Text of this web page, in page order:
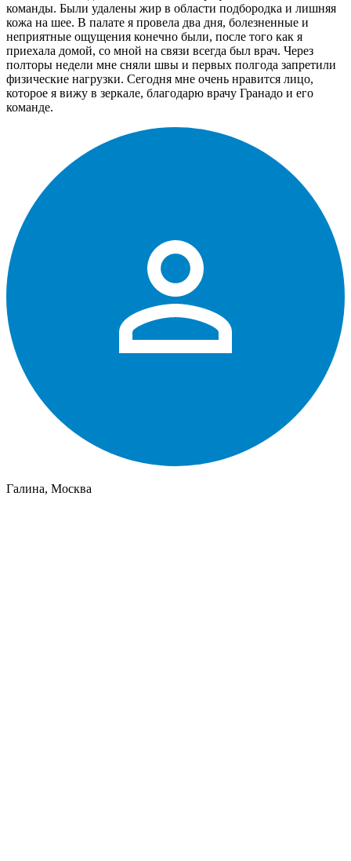
команды. Были удалены жир в области подбородка и лишняя
кожа на шее. В палате я провела два дня, болезненные и
неприятные ощущения конечно были, после того как я
приехала домой, со мной на связи всегда был врач. Через
полторы недели мне сняли швы и первых полгода запретили
физические нагрузки. Сегодня мне очень нравится лицо,
которое я вижу в зеркале, благодарю врачу Гранадо и его
команде.
Галина, Москва